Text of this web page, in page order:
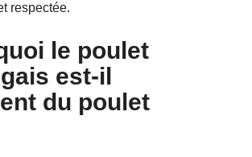
respectée.
le poulet
est-il
du poulet